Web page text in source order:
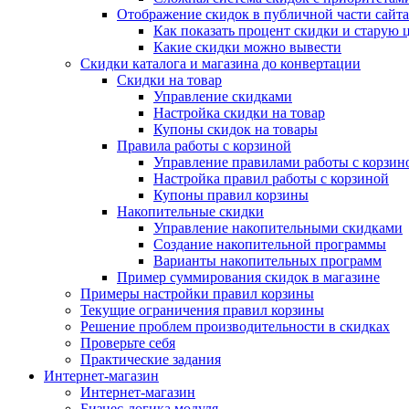
Отображение скидок в публичной части сайта
Как показать процент скидки и старую
Какие скидки можно вывести
Скидки каталога и магазина до конвертации
Скидки на товар
Управление скидками
Настройка скидки на товар
Купоны скидок на товары
Правила работы с корзиной
Управление правилами работы с
Настройка правил работы с корзиной
Купоны правил корзины
Накопительные скидки
Управление накопительными скидками
Создание накопительной программы
Варианты накопительных программ
Пример суммирования скидок в магазине
Примеры настройки правил корзины
Текущие ограничения правил корзины
Решение проблем производительности в скидках
Проверьте себя
Практические задания
Интернет-магазин
Интернет-магазин